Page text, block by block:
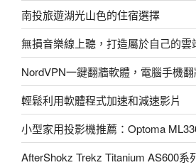
南投旅遊湖光山色的住宿選擇
無損音樂線上聽，打造屬於自己的雲
NordVPN一鍵翻牆軟體，電腦手機
輕鬆利用軟體程式加速和減速影片
小型家用投影機推薦：Optoma
AfterShokz Trekz Titanium AS600系